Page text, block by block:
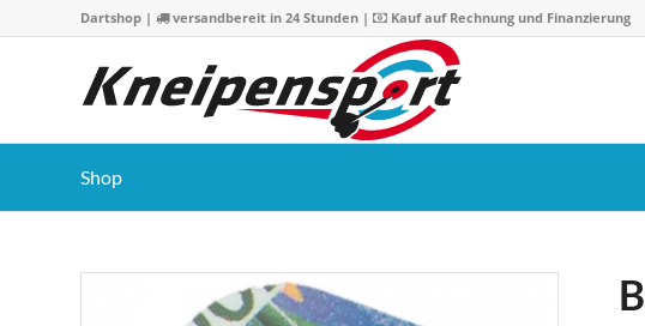
Dartshop | versandbereit in 24 Stunden | Kauf auf Rechnung und Finanzierung
Shop